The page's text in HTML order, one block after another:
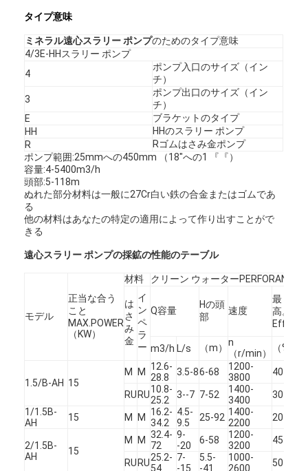
製品情報
タイプ意味
ミネラル遠心スラリー ポンプのためのタイプ意味
4/3E-HHスラリー ポンプ
4
ポンプ入口のサイズ（イン
チ）
3
ポンプ出口のサイズ（イン
チ）
E
ブラケットのタイプ
HH
HHのスラリー ポンプ
R
Rゴムはさみ金ポンプ
ポンプ範囲:25mmへの450mm （18"への1 『『）
容量:4-5400m3/h
頭部:5-118m
ぬれた部分材料は一般に27Cr白い鉄の合金またはゴムであ
る
他の材料はあなたの特定の適用によって作り出すことがで
きる
遠心スラリー ポンプの採鉱の性能のテーブル
モデル
正当な合う
こと
MAX.POWER
（KW）
材料 クリーン ウォーターPERFORANCE
は
さ
み
金
イ
ン
ペ
ラ
ー
Q容量
Hの頭
部
速度
最
高。
Eff.
m3/h L/s （m） n
（r/min）
（%）
1.5/B-AH 15
M M
12.6-
28.8
3.5-86-68
1200-
3800
40
RU RU10.8-
25.2
3--7 7-52
1400-
3400
30
1/1.5B-
AH
15 M M
16.2-
34.2
4.5-
9.5
25-92 1400-
2200
20
2/1.5B-
AH
15
M M 32.4-
72
9-
-20
6-58
1200-
3200
45
RU RU25.2-
54
7-
-15
5.5-
-41
1000-
2600
50